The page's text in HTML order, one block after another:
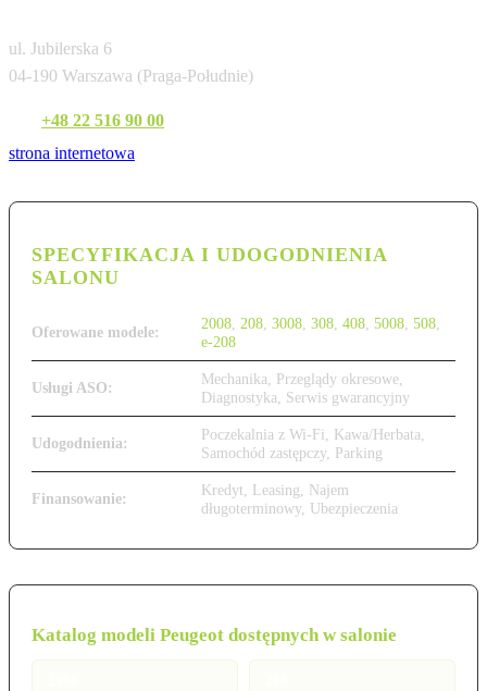
ul. Jubilerska 6
04-190 Warszawa (Praga-Południe)
+48 22 516 90 00
strona internetowa
SPECYFIKACJA I UDOGODNIENIA
SALONU
Oferowane modele: 2008 208 3008 308 408 5008 508
e-208
Usługi ASO:
Mechanika, Przeglądy okresowe,
Diagnostyka, Serwis gwarancyjny
Udogodnienia:
Poczekalnia z Wi-Fi, Kawa/Herbata,
Samochód zastępczy, Parking
Finansowanie:
Kredyt, Leasing, Najem
długoterminowy, Ubezpieczenia
Katalog modeli Peugeot dostępnych w salonie